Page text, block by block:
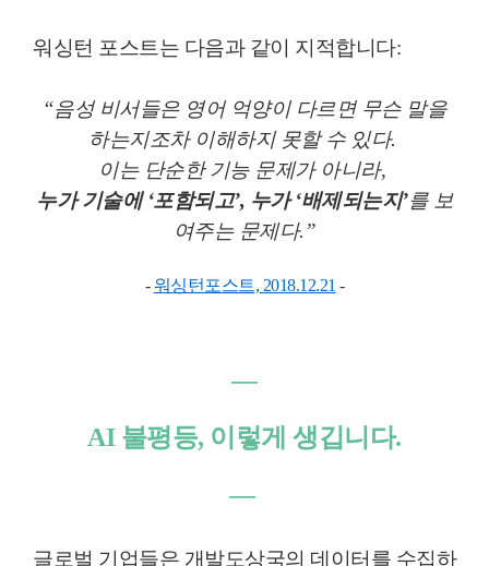
워싱턴 포스트는 다음과 같이 지적합니다:
“음성 비서들은 영어 억양이 다르면 무슨 말을
하는지조차 이해하지 못할 수 있다.
이는 단순한 기능 문제가 아니라,
누가 기술에 ‘포함되고’, 누가 ‘배제되는지’를 보
여주는 문제다.”
-워싱턴포스트, 2018.12.21 -
―
AI 불평등, 이렇게 생깁니다.
―
글로벌 기업들은 개발도상국의 데이터를 수집하